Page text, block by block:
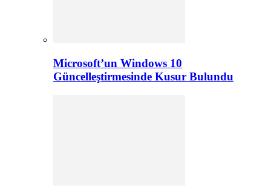
Microsoft’un Windows 10
Güncelleştirmesinde Kusur Bulundu